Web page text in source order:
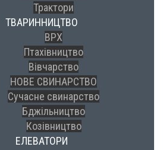
Трактори
ТВАРИННИЦТВО
ВРХ
Птахівництво
Вівчарство
НОВЕ СВИНАРСТВО
Сучасне свинарство
Бджільництво
Козівництво
ЕЛЕВАТОРИ